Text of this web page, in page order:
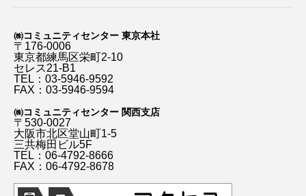
㈱コミュニティセンター 東京本社
〒176-0006
東京都練馬区栄町2-10
セレス21-B1
TEL：03-5946-9592
FAX：03-5946-9594
㈱コミュニティセンター 関西支店
〒530-0027
大阪市北区堂山町1-5
三共梅田ビル5F
TEL：06-4792-8666
FAX：06-4792-8678